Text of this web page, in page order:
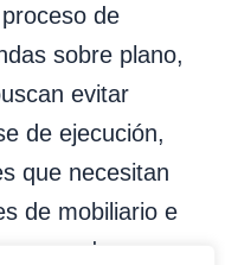
de
sobre plano,
evitar
de ejecución,
que necesitan
de mobiliario e
que desean